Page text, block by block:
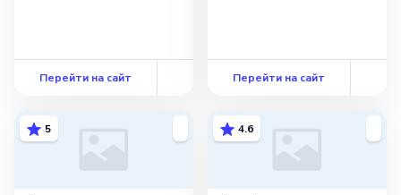
«Инструктор-методист
по адаптивной
Перейти на сайт Перейти на сайт
5 4.6